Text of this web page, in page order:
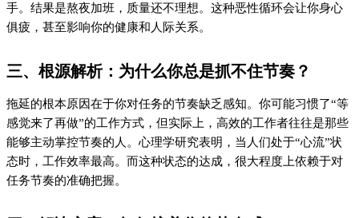
手。结果是熬夜加班，质量还不理想。这种恶性循环会让你身心
俱疲，甚至影响你的健康和人际关系。
三、根源解析：为什么你总是抓不住节奏？
拖延的根本原因在于你对任务的节奏缺乏感知。你可能习惯了“等
感觉来了再做”的工作方式，但实际上，高效的工作者往往是那些
能够主动掌控节奏的人。心理学研究表明，当人们处于“心流”状
态时，工作效率最高。而这种状态的达成，很大程度上依赖于对
任务节奏的准确把握。